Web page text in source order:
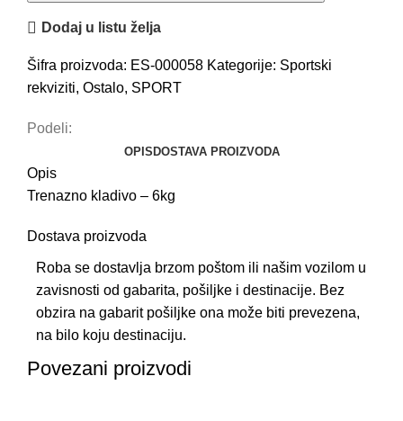
Dodaj u listu želja
Šifra proizvoda: ES-000058 Kategorije: Sportski
rekviziti, Ostalo, SPORT
Podeli:
OPISDOSTAVA PROIZVODA
Opis
Trenazno kladivo – 6kg
Dostava proizvoda
Roba se dostavlja brzom poštom ili našim vozilom u
zavisnosti od gabarita, pošiljke i destinacije. Bez
obzira na gabarit pošiljke ona može biti prevezena,
na bilo koju destinaciju.
Povezani proizvodi